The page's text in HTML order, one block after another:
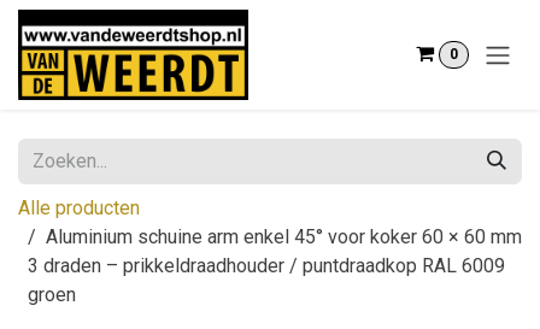
Overslaan naar inhoud
0
Alle producten
Aluminium schuine arm enkel 45° voor koker 60 × 60 mm
3 draden – prikkeldraadhouder / puntdraadkop RAL 6009
groen